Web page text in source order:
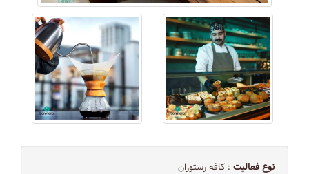
نوع فعالیت : کافه رستوران